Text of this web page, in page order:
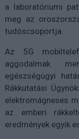
a laboratóriumi
meg az
tudóscsoportja.
Az 5G
aggodalmak
egészségügyi
Rákkutatási
elektromágneses
az emberi
eredmények egyik